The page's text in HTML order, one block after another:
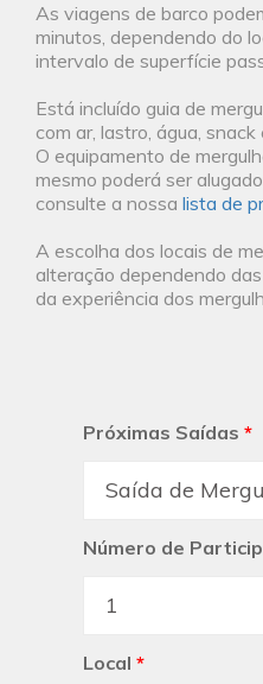
As viagens de barco
minutos, dependendo do
intervalo de superfície
Está incluído guia de
com ar, lastro, água,
O equipamento de
mesmo poderá ser
consulte a nossa lista de
A escolha dos locais de
alteração dependendo
da experiência dos
Próximas Saídas *
Número de
Local *